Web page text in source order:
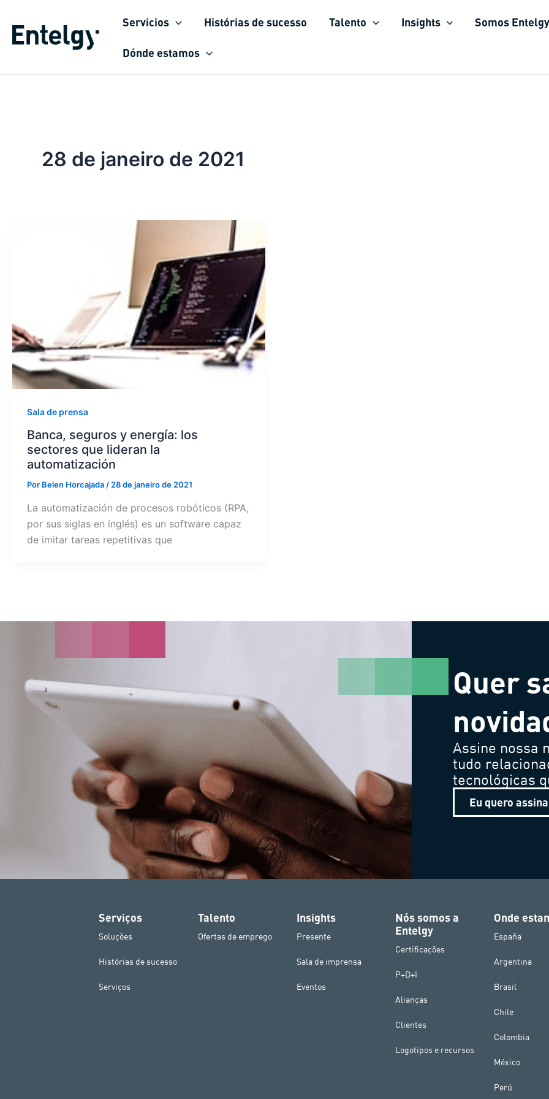
para
Servicios Histórias de sucesso Talento Insights Somos Entelgy
Dónde estamos
28 de janeiro de 2021
Sala de prensa
Banca, seguros y energía: los
sectores que lideran la
automatización
Por Belen Horcajada / 28 de janeiro de 2021
La automatización de procesos robóticos (RPA,
por sus siglas en inglés) es un software capaz
de imitar tareas repetitivas que
Quer
Assine nossa
tudo
tecnológicas
Eu quero
Serviços
Soluções
Histórias de sucesso
Serviços
Talento
Ofertas de emprego
Insights
Presente
Sala de imprensa
Eventos
Nós somos a
Entelgy
Certificações
P+D+I
Alianças
Clientes
Logotipos e recursos
Onde
España
Argentina
Brasil
Chile
Colombia
México
Perú